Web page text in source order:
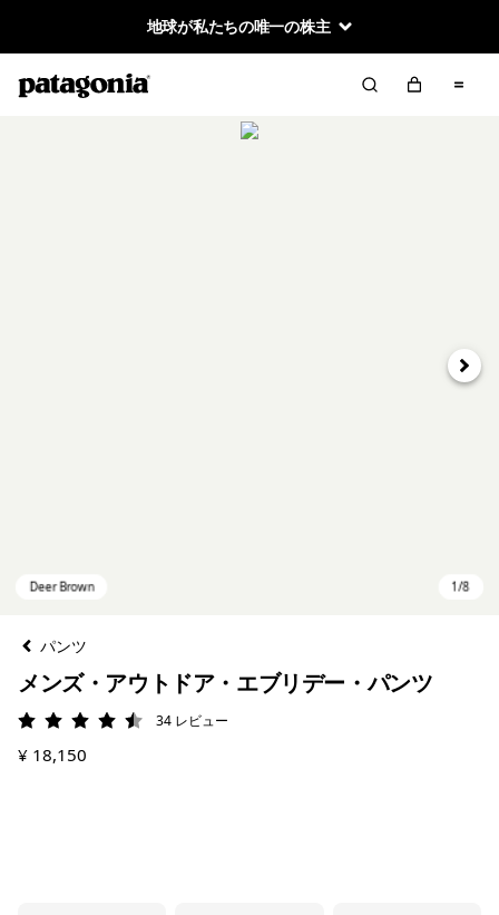
地球が私たちの唯一の株主
次へ
パンツ
メンズ・アウトドア・エブリデー・パンツ
評価: 4.5 / 5
34 レビュー
¥ 18,150